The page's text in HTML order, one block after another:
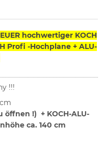
hochwertiger KOCH
Profi -Hochplane + ALU-
!!!
öffnen !) + KOCH-ALU-
ca. 140 cm